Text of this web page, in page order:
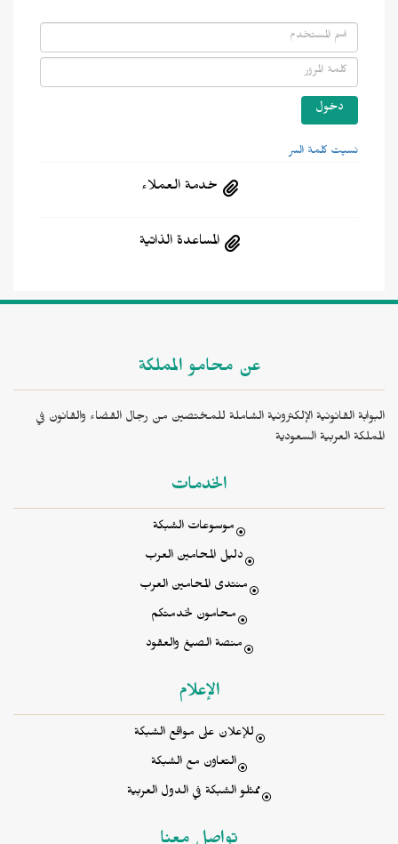
نسيت كلمة السر
خدمة العملاء
المساعدة الذاتية
عن محامو المملكة
البوابة القانونية الإلكترونية الشاملة للمختصين من رجال القضاء والقانون في
المملكة العربية السعودية
الخدمات
موسوعات الشبكة
دليل المحامين العرب
منتدى المحامين العرب
محامون لخدمتكم
منصة الصيغ والعقود
الإعلام
للإعلان على مواقع الشبكة
التعاون مع الشبكة
ممثلو الشبكة في الدول العربية